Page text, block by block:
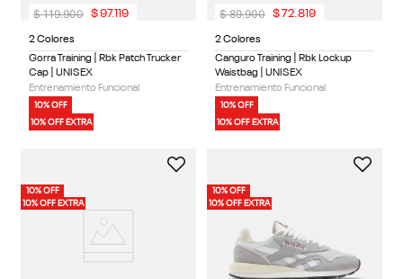
2 Colores
Gorra Training | Rbk Patch Trucker
Cap | UNISEX
Entrenamiento Funcional
10% OFF
10% OFF EXTRA
$ 119.900 $97. 119
2 Colores
Canguro Training | Rbk Lockup
Waistbag | UNISEX
Entrenamiento Funcional
10% OFF
10% OFF EXTRA
$ 89.900 $ 72.819
10% OFF
10% OFF EXTRA
10% OFF
10% OFF EXTRA